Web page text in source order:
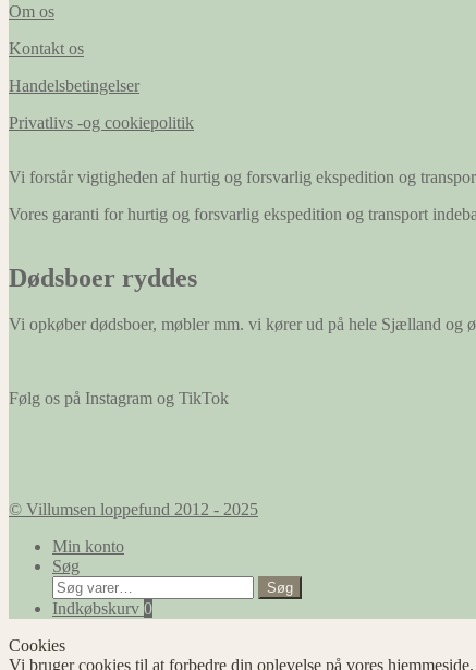
Om os
Kontakt os
Handelsbetingelser
Privatlivs -og cookiepolitik
Vi forstår vigtigheden af hurtig og forsvarlig ekspedition og
Vores garanti for hurtig og forsvarlig ekspedition og transport
Dødsboer ryddes
Vi opkøber dødsboer, møbler mm. vi kører ud på hele Sjælland og
Følg os på Instagram og TikTok
© Villumsen loppefund 2012 - 2025
Min konto
Søg
Søg
efter:
Søg
Indkøbskurv 0
Cookies
Vi bruger cookies til at forbedre din oplevelse på vores